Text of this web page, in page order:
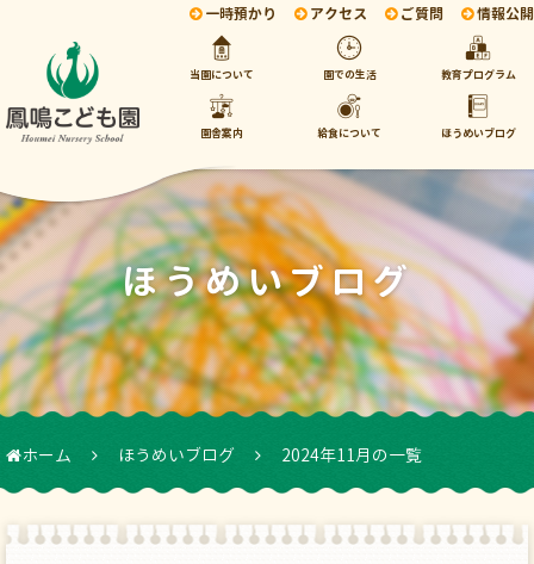
一時預かり アクセス ご質問 情報公開
当園について 園での生活 教育プログラム
園舎案内 給食について ほうめいブログ
ほうめいブログ
ホーム ほうめいブログ 2024年11月の一覧